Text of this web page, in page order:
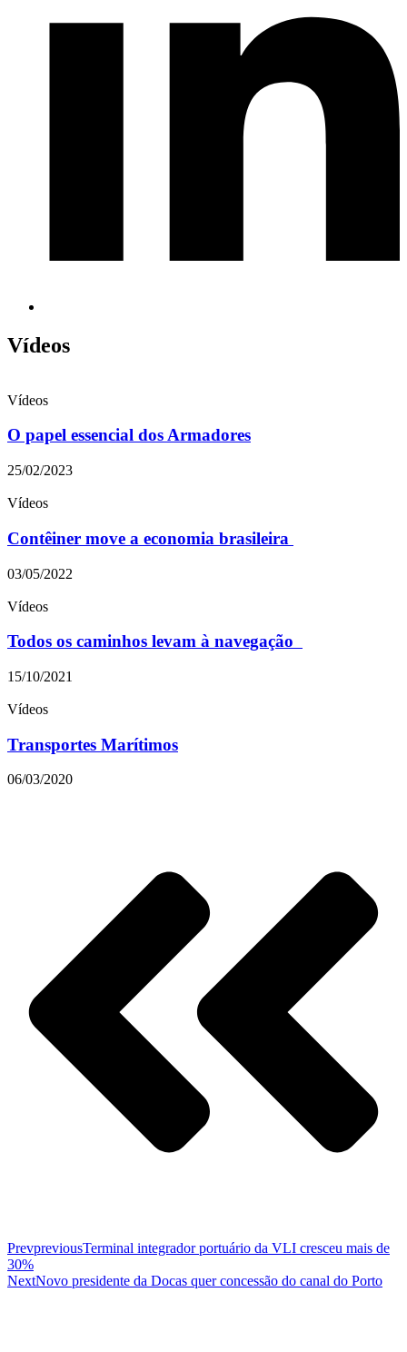
Vídeos
Vídeos
O papel essencial dos Armadores
25/02/2023
Vídeos
Contêiner move a economia brasileira
03/05/2022
Vídeos
Todos os caminhos levam à navegação
15/10/2021
Vídeos
Transportes Marítimos
06/03/2020
PrevpreviousTerminal integrador portuário da VLI cresceu mais de
30%
NextNovo presidente da Docas quer concessão do canal do Porto